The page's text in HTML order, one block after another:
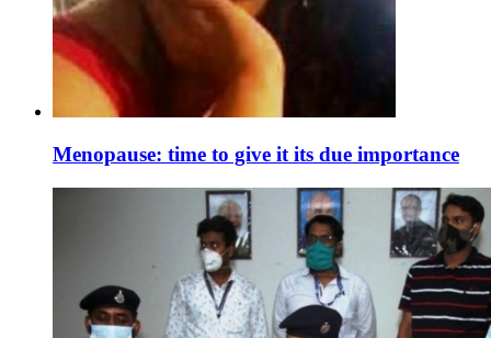
Menopause: time to give it its due importance